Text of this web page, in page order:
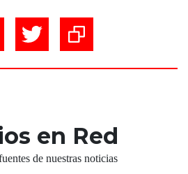
en Red
de nuestras noticias